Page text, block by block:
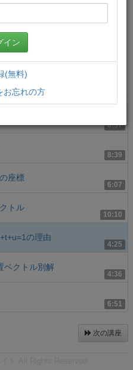
8:57
8:39
6:07
座標
10:10
トル
4:25
の理由
4:36
ベクトル別解
6:51
次の講座
イン
(無料)
お忘れの方